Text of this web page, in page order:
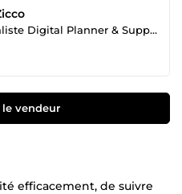
Data Analyst, Spécialiste Digital Planner & Support Administratif
vendeur
efficacement, de suivre